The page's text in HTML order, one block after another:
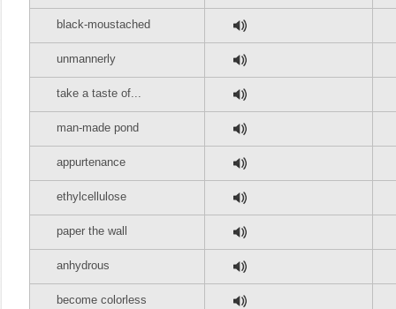
black-moustached
unmannerly
take a taste of...
man-made pond
appurtenance
ethylcellulose
paper the wall
anhydrous
become colorless